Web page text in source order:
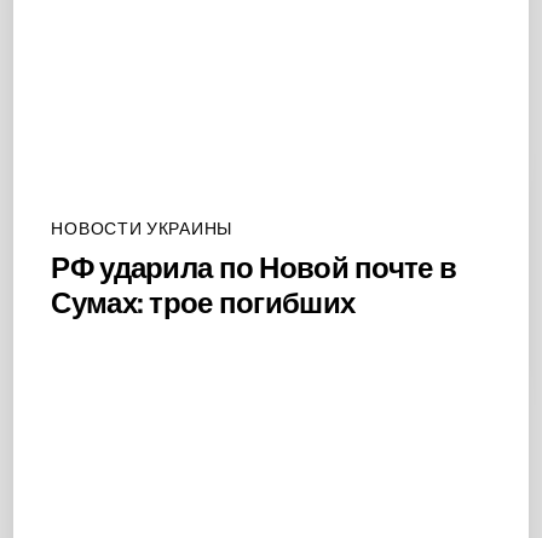
НОВОСТИ УКРАИНЫ
РФ ударила по Новой почте в
Сумах: трое погибших